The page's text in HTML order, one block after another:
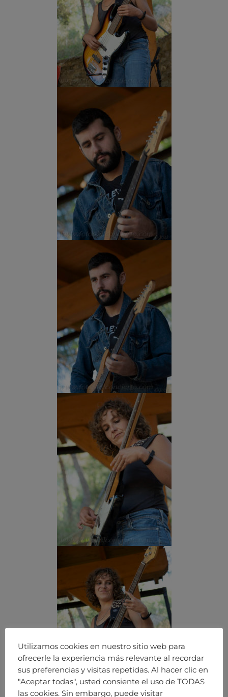
Utilizamos cookies en nuestro sitio web para
ofrecerle la experiencia más relevante al recordar
sus preferencias y visitas repetidas. Al hacer clic en
"Aceptar todas", usted consiente el uso de TODAS
las cookies. Sin embargo, puede visitar